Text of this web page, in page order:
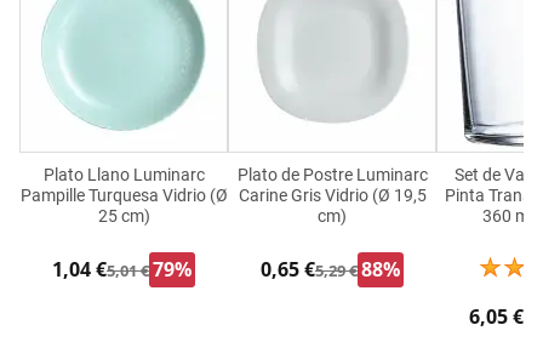
Plato Llano Luminarc
Pampille Turquesa Vidrio (Ø
25 cm)
1,04 €5,01 €79%
Plato de Postre Luminarc
Carine Gris Vidrio (Ø 19,5
cm)
0,65 €5,29 €88%
Set de
Pinta
360 ml
6,05 €